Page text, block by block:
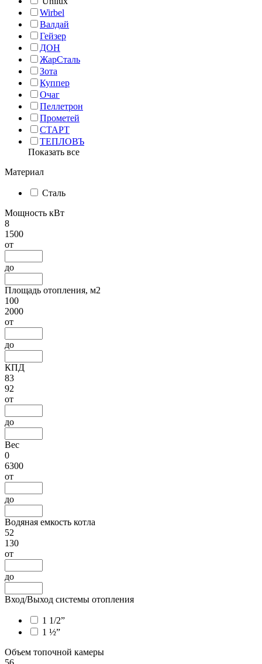
Wirbel
Валдай
Гейзер
ДОН
ЖарСталь
Зота
Куппер
Очаг
Пеллетрон
Прометей
СТАРТ
ТЕПЛОВЪ
Показать все
Материал
Сталь
Мощность кВт
8
1500
от
до
Площадь отопления, м2
100
2000
от
до
КПД
83
92
от
до
Вес
0
6300
от
до
Водяная емкость котла
52
130
от
до
Вход/Выход системы отопления
1 1/2”
1 ½”
Объем топочной камеры